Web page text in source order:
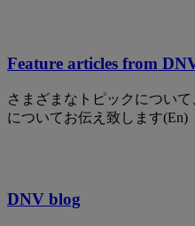
Feature articles from
さまざまなトピックについ
についてお伝え致します(En)
DNV blog